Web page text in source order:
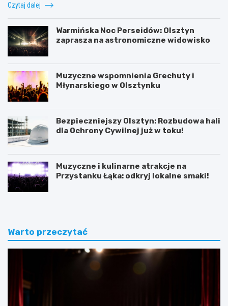
Czytaj dalej
Warmińska Noc Perseidów: Olsztyn
zaprasza na astronomiczne widowisko
Muzyczne wspomnienia Grechuty i
Młynarskiego w Olsztynku
Bezpieczniejszy Olsztyn: Rozbudowa hali
dla Ochrony Cywilnej już w toku!
Muzyczne i kulinarne atrakcje na
Przystanku Łąka: odkryj lokalne smaki!
Warto przeczytać